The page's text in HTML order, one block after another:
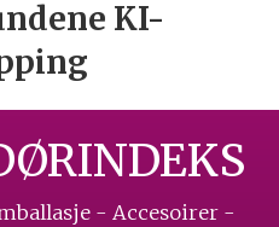
KI-
- Accesoirer -